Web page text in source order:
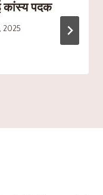
कांस्य पदक
2025